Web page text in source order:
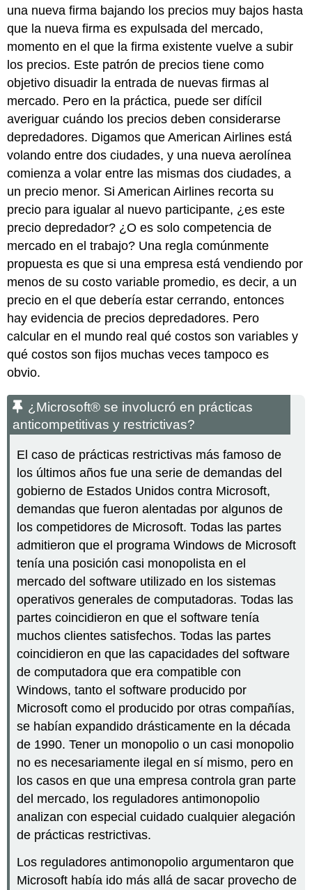
una nueva firma bajando los precios muy bajos hasta
que la nueva firma es expulsada del mercado,
momento en el que la firma existente vuelve a subir
los precios. Este patrón de precios tiene como
objetivo disuadir la entrada de nuevas firmas al
mercado. Pero en la práctica, puede ser difícil
averiguar cuándo los precios deben considerarse
depredadores. Digamos que American Airlines está
volando entre dos ciudades, y una nueva aerolínea
comienza a volar entre las mismas dos ciudades, a
un precio menor. Si American Airlines recorta su
precio para igualar al nuevo participante, ¿es este
precio depredador? ¿O es solo competencia de
mercado en el trabajo? Una regla comúnmente
propuesta es que si una empresa está vendiendo por
menos de su costo variable promedio, es decir, a un
precio en el que debería estar cerrando, entonces
hay evidencia de precios depredadores. Pero
calcular en el mundo real qué costos son variables y
qué costos son fijos muchas veces tampoco es
obvio.
¿Microsoft® se involucró en prácticas
anticompetitivas y restrictivas?
El caso de prácticas restrictivas más famoso de
los últimos años fue una serie de demandas del
gobierno de Estados Unidos contra Microsoft,
demandas que fueron alentadas por algunos de
los competidores de Microsoft. Todas las partes
admitieron que el programa Windows de Microsoft
tenía una posición casi monopolista en el
mercado del software utilizado en los sistemas
operativos generales de computadoras. Todas las
partes coincidieron en que el software tenía
muchos clientes satisfechos. Todas las partes
coincidieron en que las capacidades del software
de computadora que era compatible con
Windows, tanto el software producido por
Microsoft como el producido por otras compañías,
se habían expandido drásticamente en la década
de 1990. Tener un monopolio o un casi monopolio
no es necesariamente ilegal en sí mismo, pero en
los casos en que una empresa controla gran parte
del mercado, los reguladores antimonopolio
analizan con especial cuidado cualquier alegación
de prácticas restrictivas.
Los reguladores antimonopolio argumentaron que
Microsoft había ido más allá de sacar provecho de